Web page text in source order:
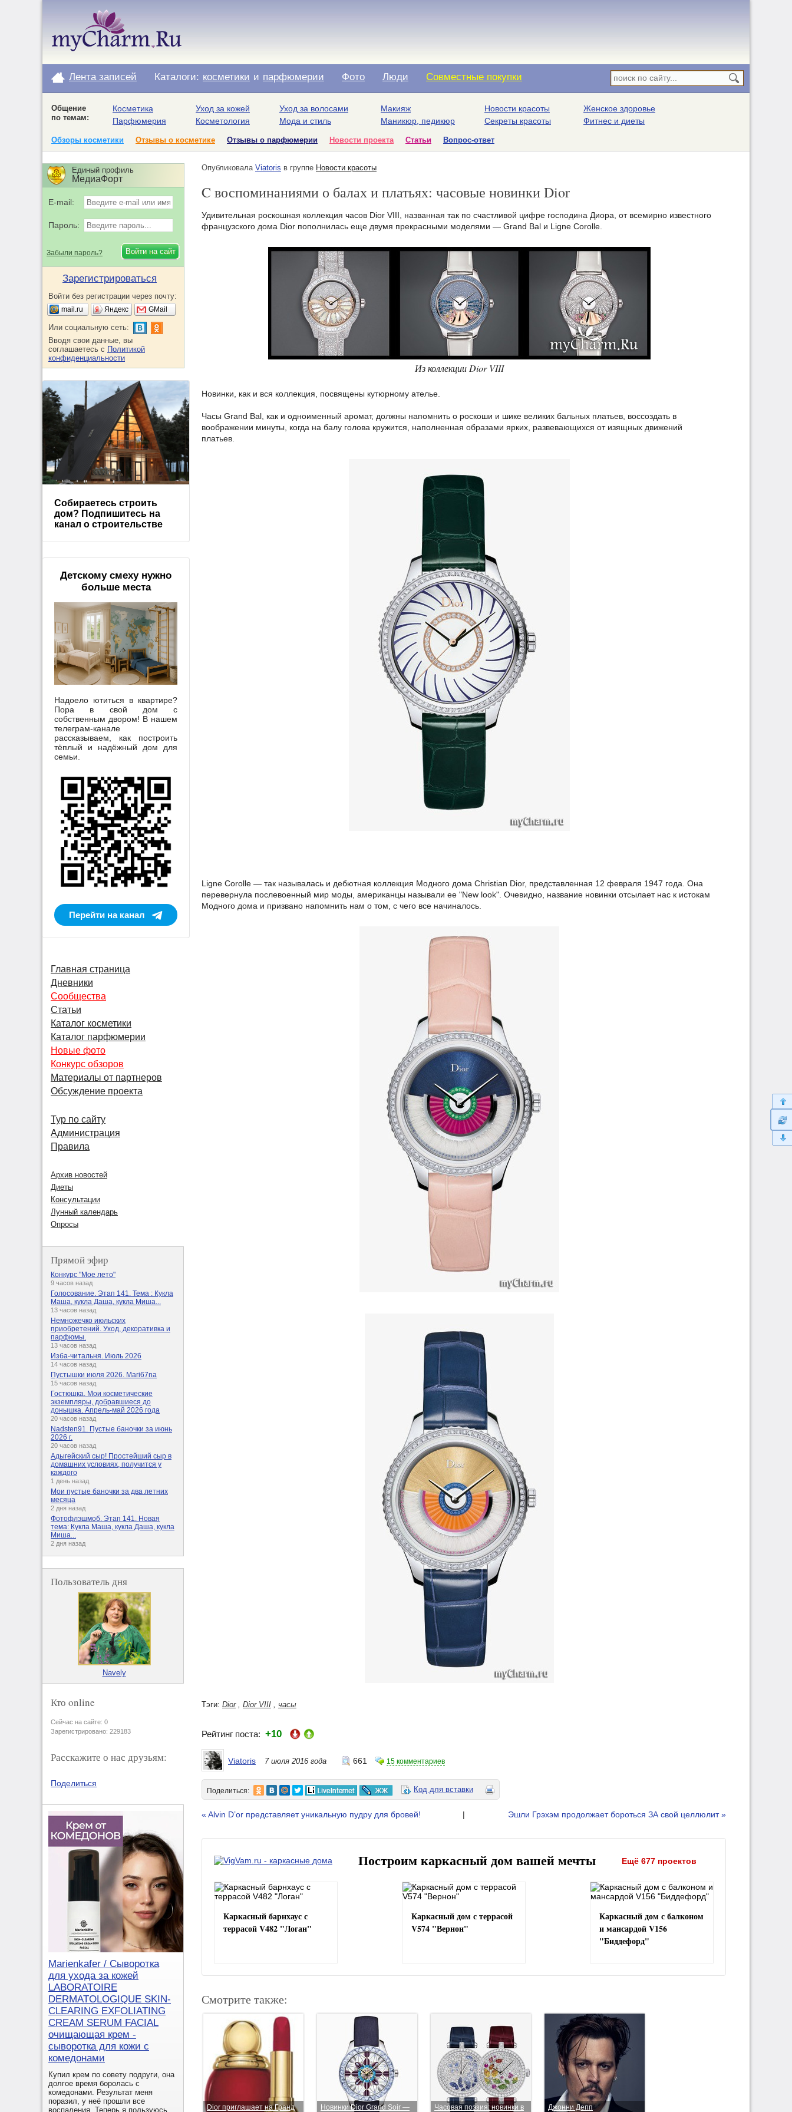
Лента записей Каталоги: косметики и парфюмерии Фото Люди Совместные покупки
Общение
по темам:
Косметика
Парфюмерия
Уход за кожей
Косметология
Уход за волосами
Мода и стиль
Макияж
Маникюр, педикюр
Новости красоты
Секреты красоты
Женское здоровье
Фитнес и диеты
Обзоры косметики Отзывы о косметике Отзывы о парфюмерии Новости проекта Статьи Вопрос-ответ
Опубликовала Viatoris в группе Новости красоты
C воспоминаниями о балах и платьях: часовые новинки Dior
Удивительная роскошная коллекция часов Dior VIII, названная так по счастливой цифре господина Диора, от всемирно известного
французского дома Dior пополнилась еще двумя прекрасными моделями — Grand Bal и Ligne Corolle.
Из коллекции Dior VIII
Новинки, как и вся коллекция, посвящены кутюрному ателье.
Часы Grand Bal, как и одноименный аромат, должны напомнить о роскоши и шике великих бальных платьев, воссоздать в
воображении минуты, когда на балу голова кружится, наполненная образами ярких, развевающихся от изящных движений
платьев.
Ligne Corolle — так называлась и дебютная коллекция Модного дома Christian Dior, представленная 12 февраля 1947 года. Она
перевернула послевоенный мир моды, американцы называли ее "New look". Очевидно, название новинки отсылает нас к истокам
Модного дома и призвано напомнить нам о том, с чего все начиналось.
Тэги: Dior, Dior VIII , часы
Рейтинг поста: +10
Viatoris 7 июля 2016 года 661 15 комментариев
Поделиться: Код для вставки
« Alvin D’or представляет уникальную пудру для бровей! | Эшли Грэхэм продолжает бороться ЗА свой целлюлит »
Построим каркасный дом вашей мечты Ещё 677 проектов
Каркасный барнхаус с
террасой V482 "Логан"
Каркасный дом с террасой
V574 "Вернон"
Каркасный дом с балконом
и мансардой V156
"Биддефорд"
Смотрите также:
Dior приглашает на Гранд
Новинки Dior Grand Soir —
Часовая поэзия: новинки в
Джонни Депп
Единый профиль
МедиаФорт
E-mail:
Пароль:
Забыли пароль?
Зарегистрироваться
Войти без регистрации через почту:
mail.ru Яндекс GMail
Или социальную сеть:
Вводя свои данные, вы
соглашаетесь с Политикой
конфиденциальности
Собираетесь строить
дом? Подпишитесь на
канал о строительстве
Детскому смеху нужно
больше места
Надоело ютиться в квартире?
Пора в свой дом с
собственным двором! В нашем
телеграм-канале
рассказываем, как построить
тёплый и надёжный дом для
семьи.
Перейти на канал
Главная страница
Дневники
Сообщества
Статьи
Каталог косметики
Каталог парфюмерии
Новые фото
Конкурс обзоров
Материалы от партнеров
Обсуждение проекта
Тур по сайту
Администрация
Правила
Архив новостей
Диеты
Консультации
Лунный календарь
Опросы
Прямой эфир
Конкурс "Мое лето"
9 часов назад
Голосование. Этап 141. Тема : Кукла
Маша, кукла Даша, кукла Миша...
13 часов назад
Немножечко июльских
приобретений. Уход, декоративка и
парфюмы.
13 часов назад
Изба-читальня. Июль 2026
14 часов назад
Пустышки июля 2026. Mari67na
15 часов назад
Гостюшка. Мои косметические
экземпляры, добравшиеся до
донышка. Апрель-май 2026 года
20 часов назад
Nadsten91. Пустые баночки за июнь
2026 г.
20 часов назад
Адыгейский сыр! Простейший сыр в
домашних условиях, получится у
каждого
1 день назад
Мои пустые баночки за два летних
месяца
2 дня назад
Фотофлэшмоб. Этап 141. Новая
тема: Кукла Маша, кукла Даша, кукла
Миша...
2 дня назад
Пользователь дня
Navely
Кто online
Сейчас на сайте: 0
Зарегистрировано: 229183
Расскажите о нас друзьям:
Поделиться
Marienkafer / Сыворотка
для ухода за кожей
LABORATOIRE
DERMATOLOGIQUE SKIN-
CLEARING EXFOLIATING
CREAM SERUM FACIAL
очищающая крем -
сыворотка для кожи с
комедонами
Купил крем по совету подруги, она
долгое время боролась с
комедонами. Результат меня
поразил, у неё прошли все
воспаления. Теперь я пользуюсь